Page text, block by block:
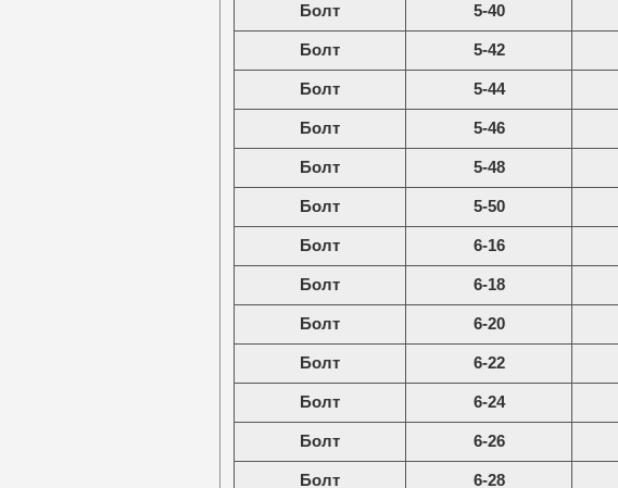
Болт 5-40
Болт 5-42
Болт 5-44
Болт 5-46
Болт 5-48
Болт 5-50
Болт 6-16
Болт 6-18
Болт 6-20
Болт 6-22
Болт 6-24
Болт 6-26
Болт 6-28